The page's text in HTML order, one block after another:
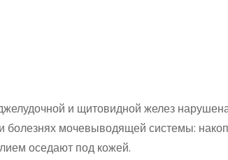
и щитовидной желез
болезнях мочевыводящей системы:
оседают под кожей.